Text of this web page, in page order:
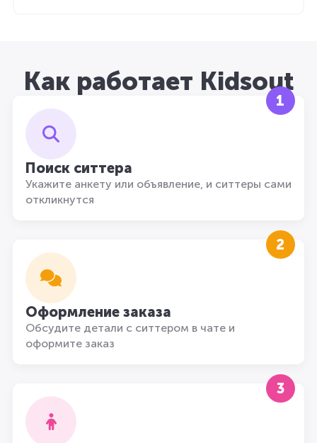
Как работает Kidsout
1
Поиск ситтера
Укажите анкету или объявление, и ситтеры сами
откликнутся
2
Оформление заказа
Обсудите детали с ситтером в чате и
оформите заказ
3